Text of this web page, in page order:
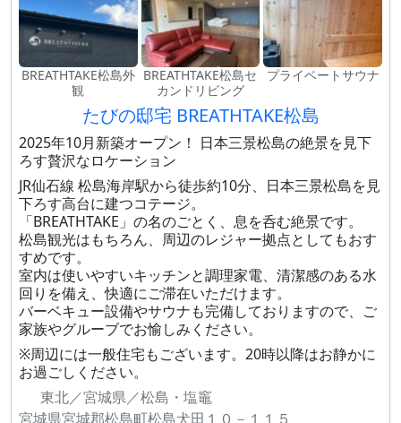
BREATHTAKE松島外
観
BREATHTAKE松島セ
カンドリビング
プライベートサウナ
たびの邸宅 BREATHTAKE松島
2025年10月新築オープン！ 日本三景松島の絶景を見下
ろす贅沢なロケーション
JR仙石線 松島海岸駅から徒歩約10分、日本三景松島を見
下ろす高台に建つコテージ。
「BREATHTAKE」の名のごとく、息を呑む絶景です。
松島観光はもちろん、周辺のレジャー拠点としてもおす
すめです。
室内は使いやすいキッチンと調理家電、清潔感のある水
回りを備え、快適にご滞在いただけます。
バーベキュー設備やサウナも完備しておりますので、ご
家族やグルーブでお愉しみください。
※周辺には一般住宅もございます。20時以降はお静かに
お過ごしください。
東北／宮城県／松島・塩竈
宮城県宮城郡松島町松島犬田１０－１１５